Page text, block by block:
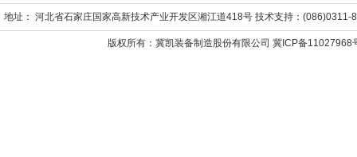
地址： 河北省石家庄国家高新技术产业开发区湘江道418号 技术支持：
版权所有：冀凯装备制造股份有限公司 冀ICP备11027968